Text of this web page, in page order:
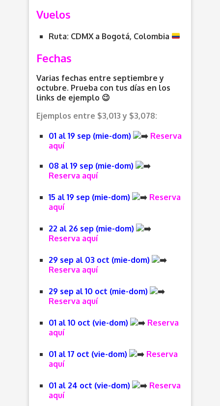
Vuelos
Ruta: CDMX a Bogotá, Colombia
Fechas
Varias fechas entre septiembre y
octubre. Prueba con tus días en los
links de ejemplo 😉
Ejemplos entre $3,013 y $3,078:
01 al 19 sep (mie-dom)
Reserva
aquí
08 al 19 sep (mie-dom)
Reserva aquí
15 al 19 sep (mie-dom)
Reserva
aquí
22 al 26 sep (mie-dom)
Reserva aquí
29 sep al 03 oct (mie-dom)
Reserva aquí
29 sep al 10 oct (mie-dom)
Reserva aquí
01 al 10 oct (vie-dom)
Reserva
aquí
01 al 17 oct (vie-dom)
Reserva
aquí
01 al 24 oct (vie-dom)
Reserva
aquí